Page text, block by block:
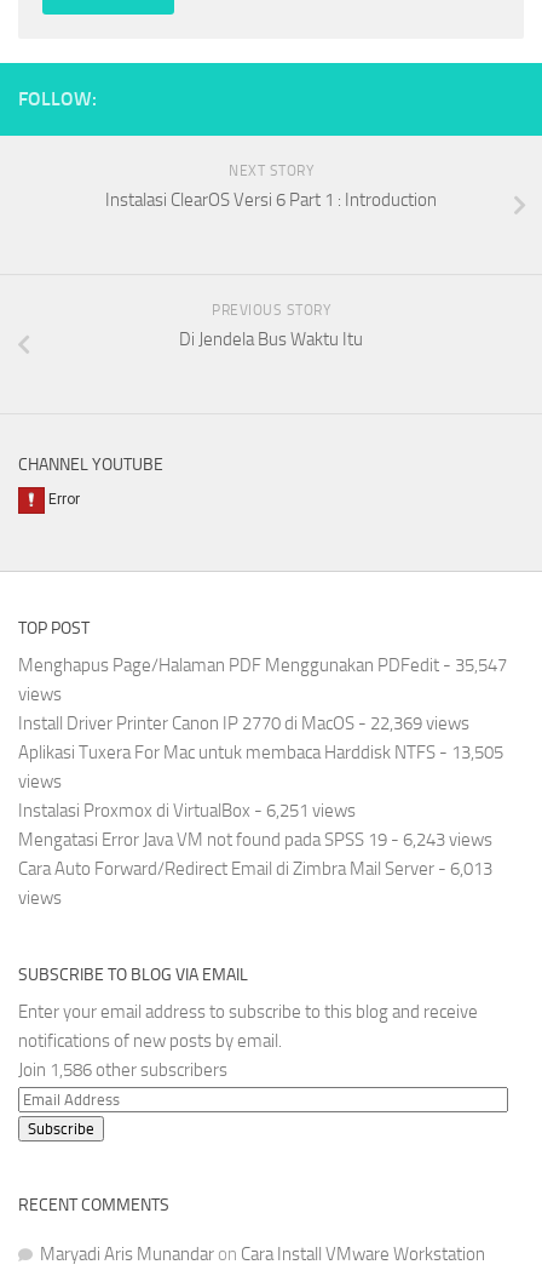
FOLLOW:
NEXT STORY
Instalasi ClearOS Versi 6 Part 1 : Introduction
PREVIOUS STORY
Di Jendela Bus Waktu Itu
CHANNEL YOUTUBE
TOP POST
Menghapus Page/Halaman PDF Menggunakan PDFedit - 35,547
views
Install Driver Printer Canon IP 2770 di MacOS - 22,369 views
Aplikasi Tuxera For Mac untuk membaca Harddisk NTFS - 13,505
views
Instalasi Proxmox di VirtualBox - 6,251 views
Mengatasi Error Java VM not found pada SPSS 19 - 6,243 views
Cara Auto Forward/Redirect Email di Zimbra Mail Server - 6,013
views
SUBSCRIBE TO BLOG VIA EMAIL
Enter your email address to subscribe to this blog and receive
notifications of new posts by email.
Join 1,586 other subscribers
Email
Address
Subscribe
RECENT COMMENTS
Maryadi Aris Munandar on Cara Install VMware Workstation